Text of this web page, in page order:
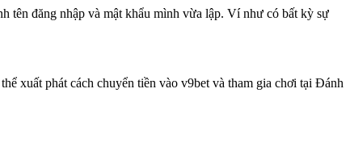
tên đăng nhập và mật khẩu mình vừa lập. Ví như có bất kỳ sự
xuất phát cách chuyển tiền vào v9bet và tham gia chơi tại Đánh